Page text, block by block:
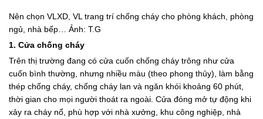
Nên chọn VLXD, VL trang trí chống cháy cho phòng khách, phòng
ngủ, nhà bếp… Ảnh: T.G
1. Cửa chống cháy
Trên thị trường đang có cửa cuốn chống cháy trông như cửa
cuốn bình thường, nhưng nhiều màu (theo phong thủy), làm bằng
thép chống cháy, chống cháy lan và ngăn khói khoảng 60 phút,
thời gian cho mọi người thoát ra ngoài. Cửa đóng mở tự động khi
xảy ra cháy nổ, phù hợp với nhà xưởng, khu công nghiệp, nhà